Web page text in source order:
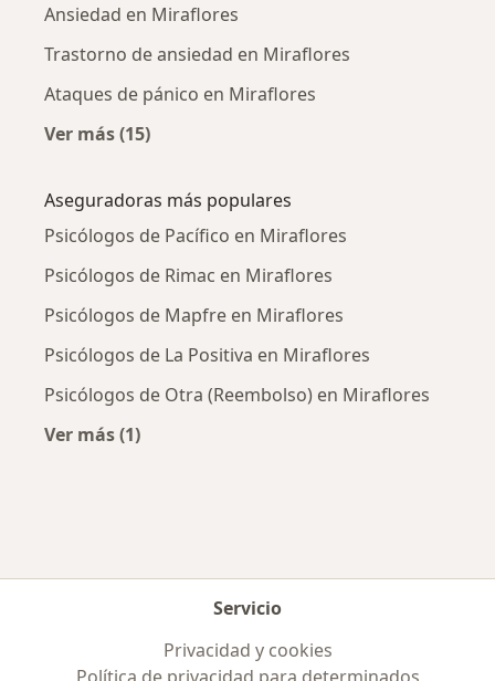
Ansiedad en Miraflores
Trastorno de ansiedad en Miraflores
Ataques de pánico en Miraflores
Ver más (15)
Aseguradoras más populares
Psicólogos de Pacífico en Miraflores
Psicólogos de Rimac en Miraflores
Psicólogos de Mapfre en Miraflores
Psicólogos de La Positiva en Miraflores
Psicólogos de Otra (Reembolso) en Miraflores
Ver más (1)
Servicio
Privacidad y cookies